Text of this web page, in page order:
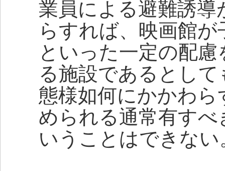
業員による避難誘
らすれば、映画館
といった一定の配
る施設であるとし
態様如何にかかわ
められる通常有す
いうことはできない